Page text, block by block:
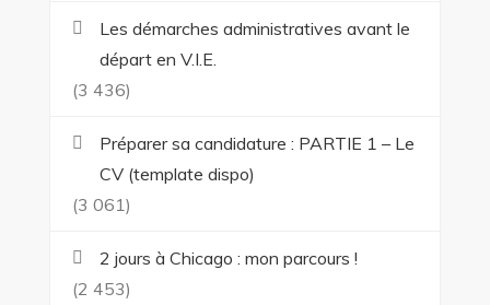
Les démarches administratives avant le
départ en V.I.E.
(3 436)
Préparer sa candidature : PARTIE 1 – Le
CV (template dispo)
(3 061)
2 jours à Chicago : mon parcours !
(2 453)